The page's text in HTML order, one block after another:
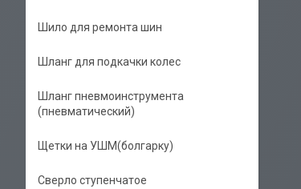
Шило для ремонта шин
Шланг для подкачки колес
Шланг пневмоинструмента
(пневматический)
Щетки на УШМ(болгарку)
Сверло ступенчатое